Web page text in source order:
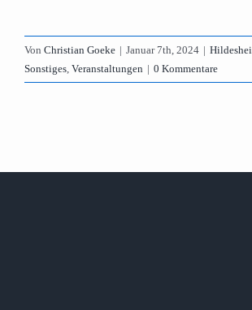
Von Christian Goeke | Januar 7th, 2024 |
Sonstiges, Veranstaltungen | 0 Kommentare